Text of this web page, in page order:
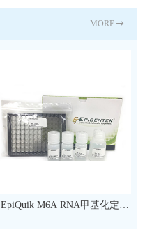
MORE
EpiQuik M6A RNA甲基化定量